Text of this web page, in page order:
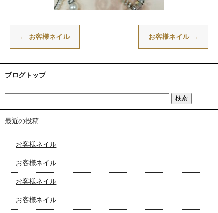
← お客様ネイル お客様ネイル →
ブログトップ
最近の投稿
お客様ネイル
お客様ネイル
お客様ネイル
お客様ネイル